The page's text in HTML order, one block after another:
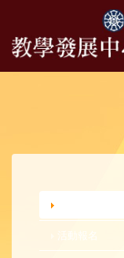
活動報名